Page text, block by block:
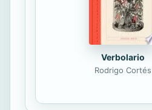
Verbolario
Rodrigo Cortés